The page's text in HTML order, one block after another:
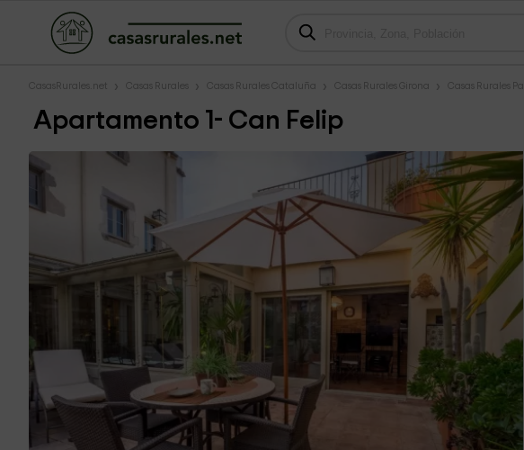
CasasRurales.net Casas Rurales Casas Rurales Cataluña Casas Rurales Girona Casas Rurales
Apartamento 1- Can Felip